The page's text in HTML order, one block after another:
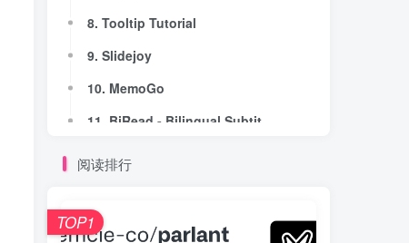
8. Tooltip Tutorial
9. Slidejoy
10. MemoGo
14. Motif Analytics
8. Tooltip Tutorial
9. Slidejoy
10. MemoGo
14. Motif Analytics
阅读排行
TOP1